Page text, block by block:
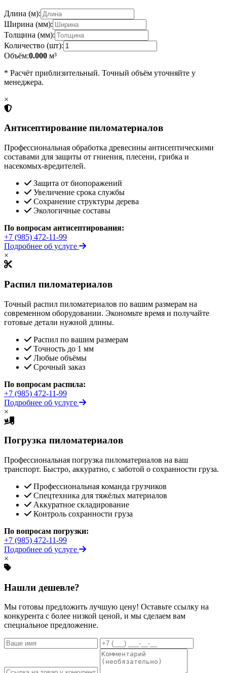
Длина (м):
Ширина (мм):
Толщина (мм):
Количество (шт):
Объём:0.000 м³
* Расчёт приблизительный. Точный объём уточняйте у
менеджера.
×
Антисептирование пиломатериалов
Профессиональная обработка древесины антисептическими
составами для защиты от гниения, плесени, грибка и
насекомых-вредителей.
Защита от биопоражений
Увеличение срока службы
Сохранение структуры дерева
Экологичные составы
По вопросам антисептирования:
+7 (985) 472-11-99
Подробнее об услуге
×
Распил пиломатериалов
Точный распил пиломатериалов по вашим размерам на
современном оборудовании. Экономьте время и получайте
готовые детали нужной длины.
Распил по вашим размерам
Точность до 1 мм
Любые объёмы
Срочный заказ
По вопросам распила:
+7 (985) 472-11-99
Подробнее об услуге
×
Погрузка пиломатериалов
Профессиональная погрузка пиломатериалов на ваш
транспорт. Быстро, аккуратно, с заботой о сохранности груза.
Профессиональная команда грузчиков
Спецтехника для тяжёлых материалов
Аккуратное складирование
Контроль сохранности груза
По вопросам погрузки:
+7 (985) 472-11-99
Подробнее об услуге
×
Нашли дешевле?
Мы готовы предложить лучшую цену! Оставьте ссылку на
конкурента с более низкой ценой, и мы сделаем вам
специальное предложение.